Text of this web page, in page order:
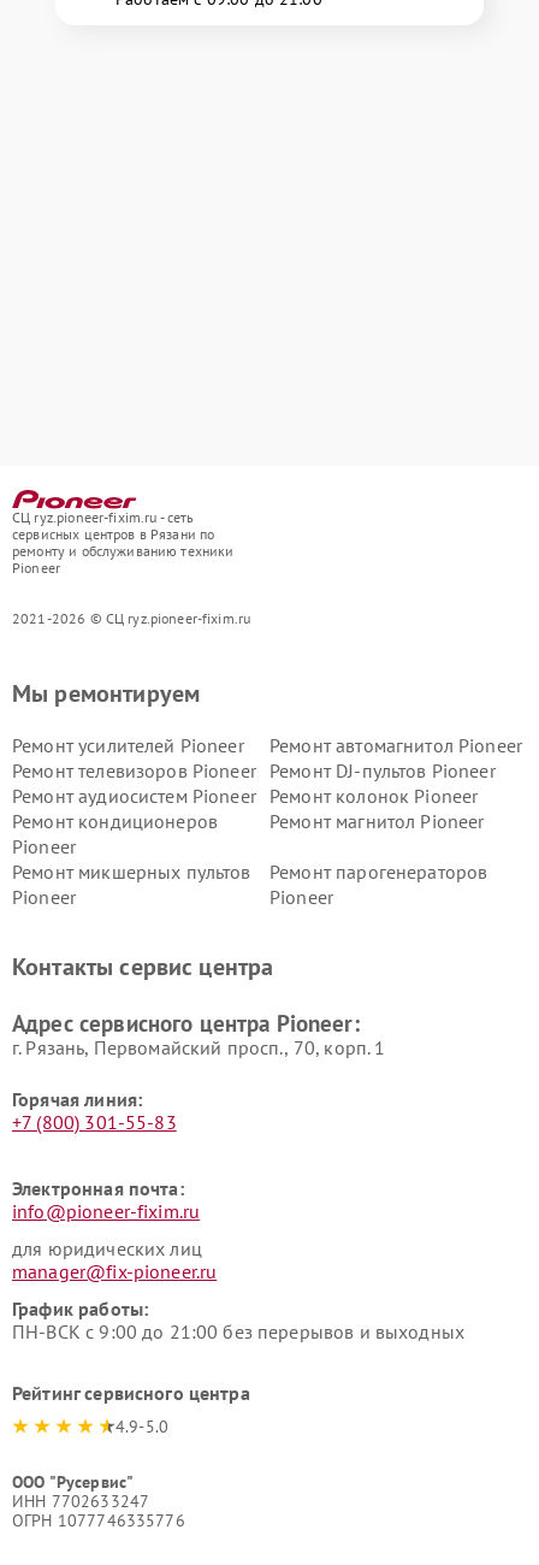
СЦ ryz.pioneer-fixim.ru - сеть
сервисных центров в Рязани по
ремонту и обслуживанию техники
Pioneer
2021-2026 © СЦ ryz.pioneer-fixim.ru
Мы ремонтируем
Ремонт усилителей Pioneer
Ремонт автомагнитол Pioneer
Ремонт телевизоров Pioneer
Ремонт DJ-пультов Pioneer
Ремонт аудиосистем Pioneer
Ремонт колонок Pioneer
Ремонт кондиционеров
Pioneer
Ремонт магнитол Pioneer
Ремонт микшерных пультов
Pioneer
Ремонт парогенераторов
Pioneer
Контакты сервис центра
Адрес сервисного центра Pioneer:
г. Рязань, Первомайский просп., 70, корп. 1
Горячая линия:
+7 (800) 301-55-83
Электронная почта:
info@pioneer-fixim.ru
для юридических лиц
manager@fix-pioneer.ru
График работы:
ПН-ВСК с 9:00 до 21:00 без перерывов и выходных
Рейтинг сервисного центра
4.9-5.0
ООО "Русервис"
ИНН 7702633247
ОГРН 1077746335776